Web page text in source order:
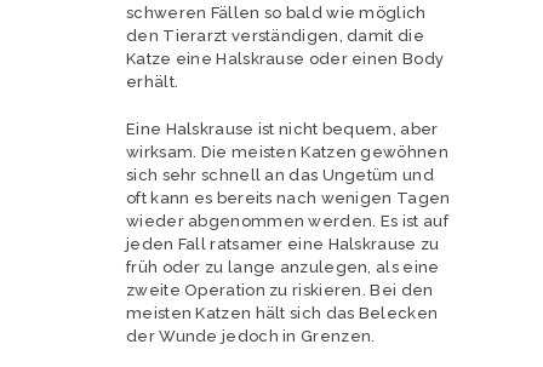
schweren Fällen so bald wie möglich
den Tierarzt verständigen, damit die
Katze eine Halskrause oder einen Body
erhält.
Eine Halskrause ist nicht bequem, aber
wirksam. Die meisten Katzen gewöhnen
sich sehr schnell an das Ungetüm und
oft kann es bereits nach wenigen Tagen
wieder abgenommen werden. Es ist auf
jeden Fall ratsamer eine Halskrause zu
früh oder zu lange anzulegen, als eine
zweite Operation zu riskieren. Bei den
meisten Katzen hält sich das Belecken
der Wunde jedoch in Grenzen.